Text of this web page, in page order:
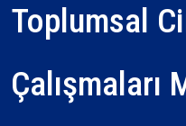
Toplumsal
Çalışmaları